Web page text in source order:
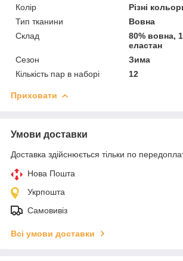
Колір
Різні
Тип тканини
Вовна
Склад
80% вовна,
еластан
Сезон
Зима
Кількість пар в наборі
12
Приховати
Умови доставки
Доставка здійснюється тільки по
Нова Пошта
Укрпошта
Самовивіз
Всі умови доставки